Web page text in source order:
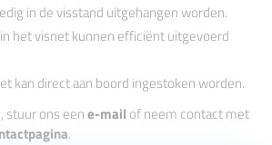
in de visstand uitgehangen worden.
het visnet kunnen efficiënt uitgevoerd
kan direct aan boord ingestoken worden.
stuur ons eene-mail of neem contact met
.